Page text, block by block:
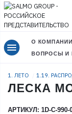
menu О КОМПАНИИ
ВОПРОСЫ И
1. ЛЕТО 1.19.
ЛЕСКА
АРТИКУЛ: 1D-C-990-